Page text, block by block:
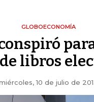
GLOBOECONOMÍA
libros
10 de julio de